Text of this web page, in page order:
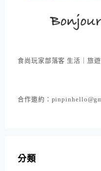
食尚玩家部落客 生活｜旅
合作邀約：
分類